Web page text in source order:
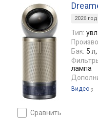
сравнить
2026 год
Тип:
Бак: 5
лампа
Видео 2